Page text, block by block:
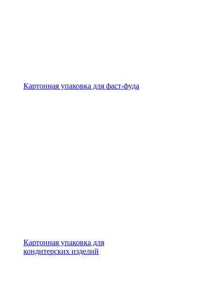
Картонная упаковка для фаст-фуда
Картонная упаковка для
кондитерских изделий